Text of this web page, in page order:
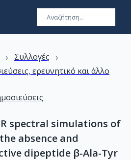
› Συλλογές ›
ερευνητικό και άλλο
spectral simulations of
absence and
dipeptide β-Ala-Tyr